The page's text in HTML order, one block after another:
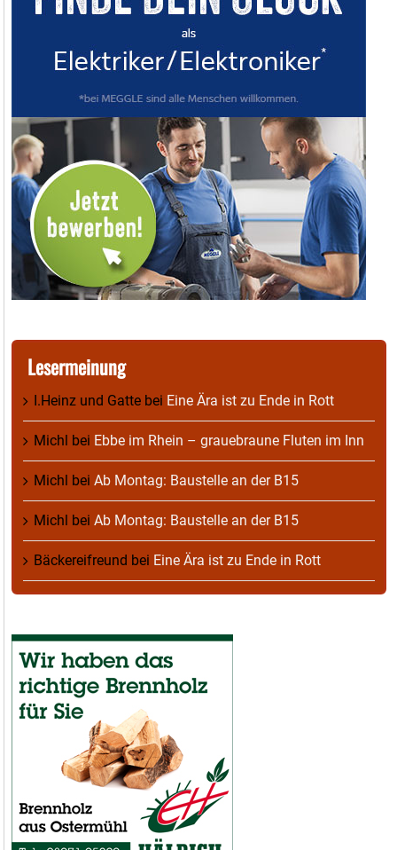
Lesermeinung
I.Heinz und Gatte bei Eine Ära ist zu Ende in Rott
Michl bei Ebbe im Rhein – grauebraune Fluten im Inn
Michl bei Ab Montag: Baustelle an der B15
Michl bei Ab Montag: Baustelle an der B15
Bäckereifreund bei Eine Ära ist zu Ende in Rott